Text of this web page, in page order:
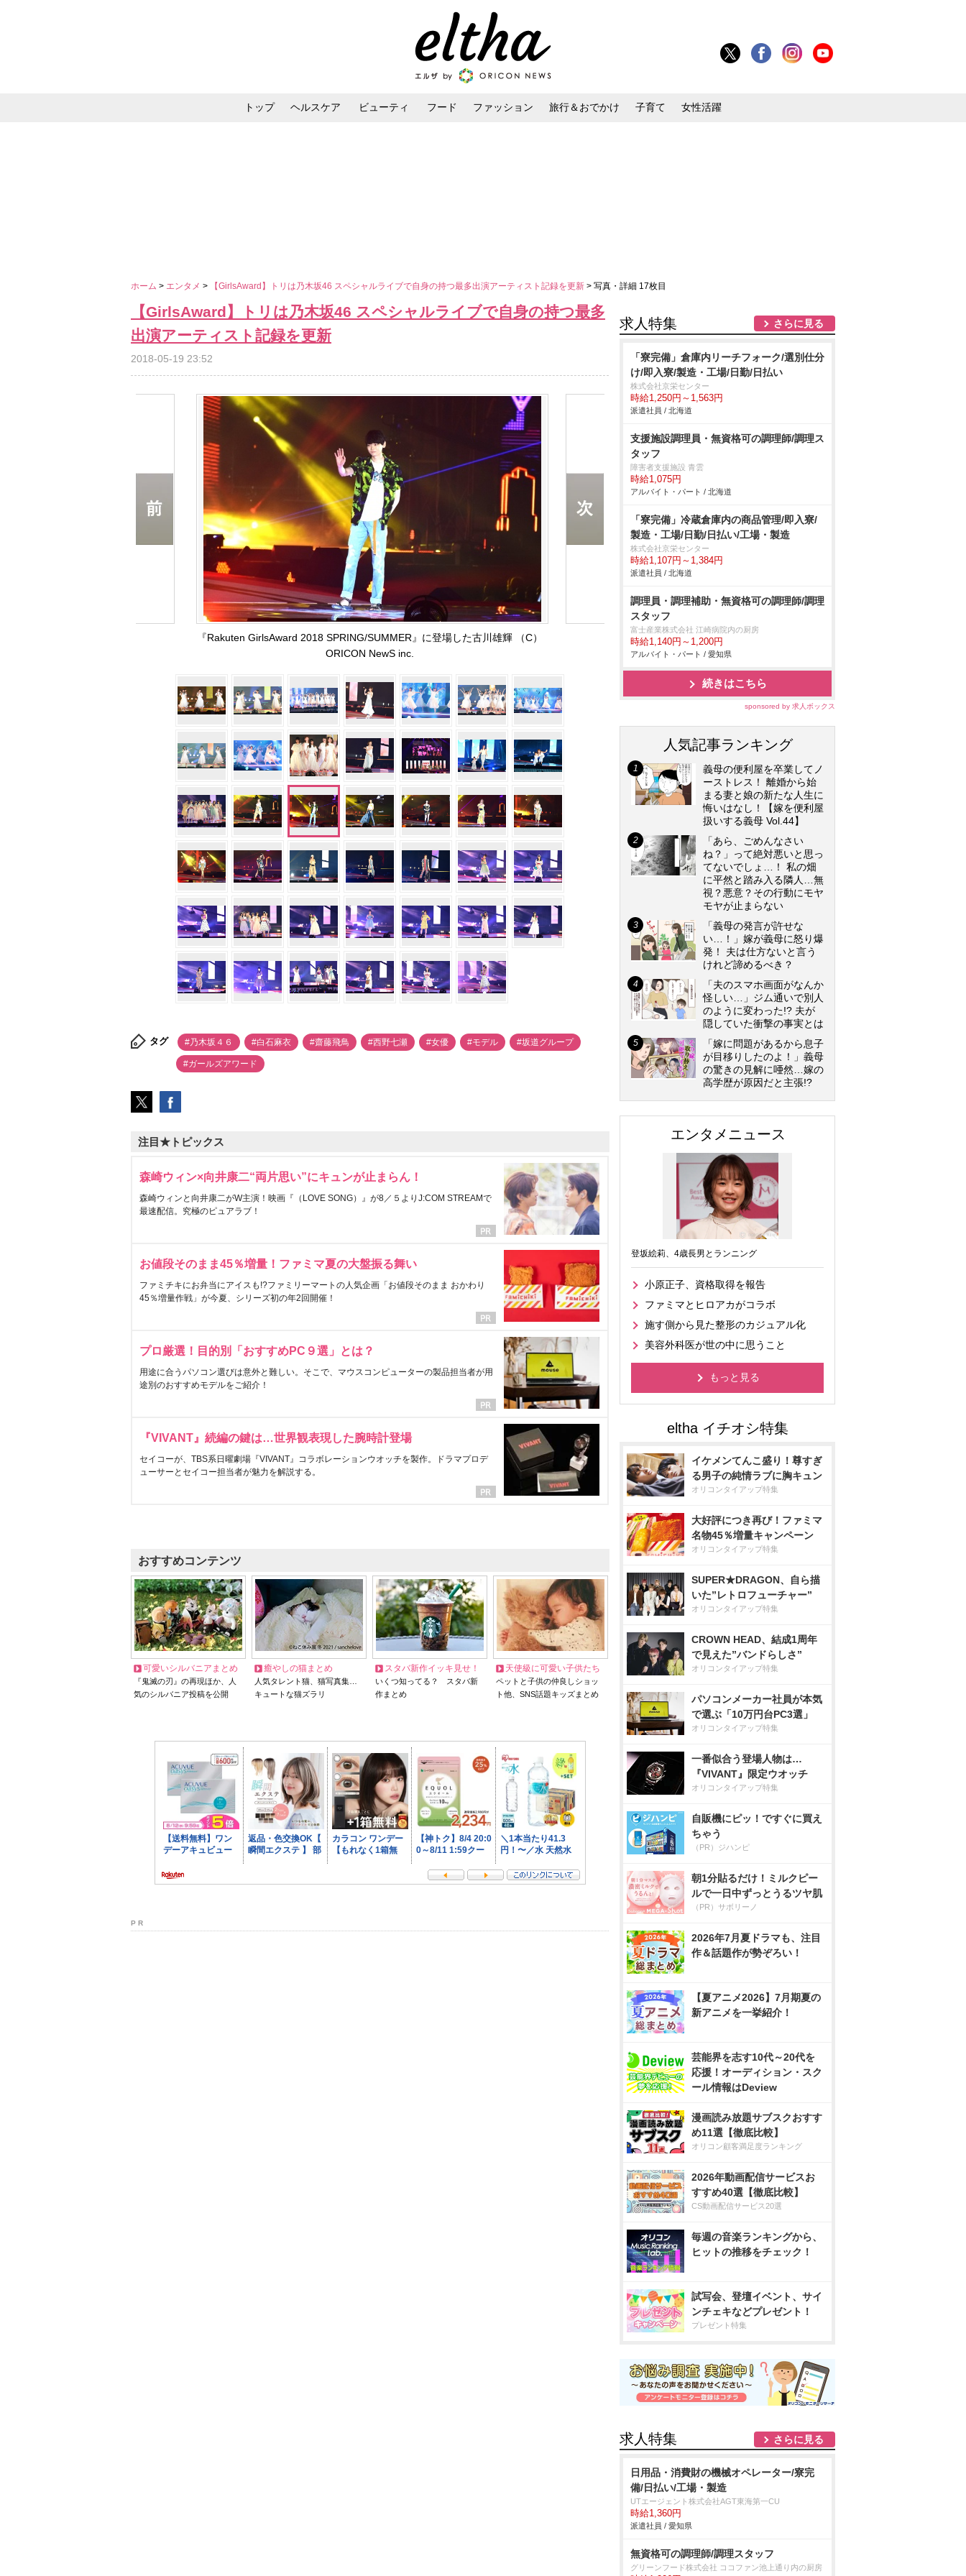
トップ ヘルスケア ビューティ フード ファッション 旅行＆おでかけ 子育て 女性活躍
ホーム > エンタメ > 【GirlsAward】トリは乃木坂46 スペシャルライブで自身の持つ最多出演アーティスト記録を更新 > 写真・詳細 17枚目
【GirlsAward】トリは乃木坂46 スペシャルライブで自身の持つ最多
出演アーティスト記録を更新
2018-05-19 23:52
『Rakuten GirlsAward 2018 SPRING/SUMMER』に登場した古川雄輝 （C）
ORICON NewS inc.
タグ #乃木坂４６ #白石麻衣 #齋藤飛鳥 #西野七瀬 #女優 #モデル #坂道グループ
#ガールズアワード
注目★トピックス
森崎ウィン×向井康二“両片思い”にキュンが止まらん！
森崎ウィンと向井康二がW主演！映画『（LOVE SONG）』が8／５よりJ:COM STREAMで
最速配信。究極のピュアラブ！
お値段そのまま45％増量！ファミマ夏の大盤振る舞い
ファミチキにお弁当にアイスも!?ファミリーマートの人気企画「お値段そのまま おかわり
45％増量作戦」が今夏、シリーズ初の年2回開催！
プロ厳選！目的別「おすすめPC９選」とは？
用途に合うパソコン選びは意外と難しい。そこで、マウスコンピューターの製品担当者が用
途別のおすすめモデルをご紹介！
『VIVANT』続編の鍵は…世界観表現した腕時計登場
セイコーが、TBS系日曜劇場『VIVANT』コラボレーションウオッチを製作。ドラマプロデ
ューサーとセイコー担当者が魅力を解説する。
おすすめコンテンツ
可愛いシルバニアまとめ
『鬼滅の刃』の再現ほか、人
気のシルバニア投稿を公開
癒やしの猫まとめ
人気タレント猫、猫写真集…
キュートな猫ズラリ
スタバ新作イッキ見せ！
いくつ知ってる？ スタバ新
作まとめ
天使級に可愛い子供たち
ペットと子供の仲良しショッ
ト他、SNS話題キッズまとめ
P R
求人特集 さらに見る
「寮完備」倉庫内リーチフォーク/選別仕分
け/即入寮/製造・工場/日勤/日払い
株式会社京栄センター
時給1,250円～1,563円
派遣社員 / 北海道
支援施設調理員・無資格可の調理師/調理ス
タッフ
障害者支援施設 青雲
時給1,075円
アルバイト・パート / 北海道
「寮完備」冷蔵倉庫内の商品管理/即入寮/
製造・工場/日勤/日払い/工場・製造
株式会社京栄センター
時給1,107円～1,384円
派遣社員 / 北海道
調理員・調理補助・無資格可の調理師/調理
スタッフ
富士産業株式会社 江崎病院内の厨房
時給1,140円～1,200円
アルバイト・パート / 愛知県
続きはこちら
sponsored by 求人ボックス
人気記事ランキング
義母の便利屋を卒業してノ
ーストレス！ 離婚から始
まる妻と娘の新たな人生に
悔いはなし！【嫁を便利屋
扱いする義母 Vol.44】
「あら、ごめんなさい
ね？」って絶対悪いと思っ
てないでしょ…！ 私の畑
に平然と踏み入る隣人…無
視？悪意？その行動にモヤ
モヤが止まらない
「義母の発言が許せな
い…！」嫁が義母に怒り爆
発！ 夫は仕方ないと言う
けれど諦めるべき？
「夫のスマホ画面がなんか
怪しい…」ジム通いで別人
のように変わった!? 夫が
隠していた衝撃の事実とは
「嫁に問題があるから息子
が目移りしたのよ！」義母
の驚きの見解に唖然…嫁の
高学歴が原因だと主張!?
エンタメニュース
登坂絵莉、4歳長男とランニング
小原正子、資格取得を報告
ファミマとヒロアカがコラボ
施す側から見た整形のカジュアル化
美容外科医が世の中に思うこと
もっと見る
イケメンてんこ盛り！尊すぎ
る男子の純情ラブに胸キュン
オリコンタイアップ特集
大好評につき再び！ファミマ
名物45％増量キャンペーン
オリコンタイアップ特集
SUPER★DRAGON、自ら描
いた”レトロフューチャー”
オリコンタイアップ特集
CROWN HEAD、結成1周年
で見えた”バンドらしさ”
オリコンタイアップ特集
パソコンメーカー社員が本気
で選ぶ「10万円台PC3選」
オリコンタイアップ特集
一番似合う登場人物は…
『VIVANT』限定ウオッチ
オリコンタイアップ特集
自販機にピッ！ですぐに買え
ちゃう
（PR）ジハンピ
朝1分貼るだけ！ミルクピー
ルで一日中ずっとうるツヤ肌
（PR）サボリーノ
2026年7月夏ドラマも、注目
作＆話題作が勢ぞろい！
【夏アニメ2026】7月期夏の
新アニメを一挙紹介！
芸能界を志す10代～20代を
応援！オーディション・スク
ール情報はDeview
漫画読み放題サブスクおすす
め11選【徹底比較】
オリコン顧客満足度ランキング
2026年動画配信サービスお
すすめ40選【徹底比較】
CS動画配信サービス20選
毎週の音楽ランキングから、
ヒットの推移をチェック！
試写会、登壇イベント、サイ
ンチェキなどプレゼント！
プレゼント特集
求人特集 さらに見る
日用品・消費財の機械オペレーター/寮完
備/日払い/工場・製造
UTエージェント株式会社AGT東海第一CU
時給1,360円
派遣社員 / 愛知県
無資格可の調理師/調理スタッフ
グリーンフード株式会社 ココファン池上通り内の厨房